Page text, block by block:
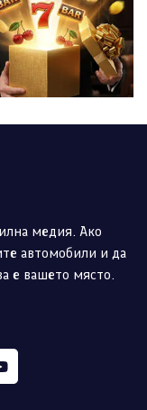
медия. Ако
автомобили и да
е вашето място.